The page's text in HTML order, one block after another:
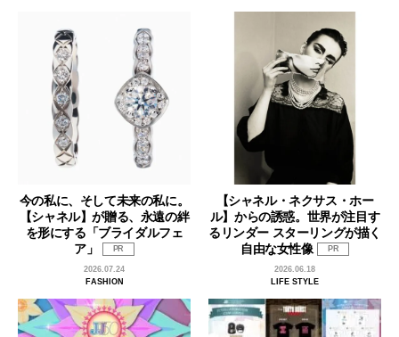
今の私に、そして未来の私に。
【シャネル】が贈る、永遠の絆
を形にする「ブライダルフェ
ア」
PR
2026.07.24
FASHION
【シャネル・ネクサス・ホー
ル】からの誘惑。世界が注目す
るリンダー スターリングが描く
自由な女性像
PR
2026.06.18
LIFE STYLE